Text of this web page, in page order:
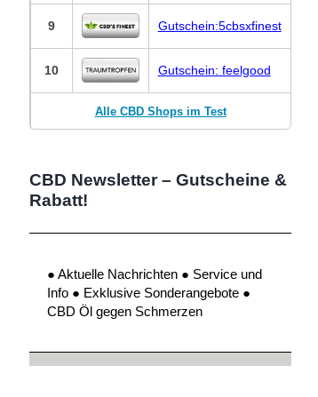
9 Gutschein:5cbsxfinest
10 Gutschein: feelgood
Alle CBD Shops im Test
CBD Newsletter – Gutscheine &
Rabatt!
● Aktuelle Nachrichten ● Service und
Info ● Exklusive Sonderangebote ●
CBD Öl gegen Schmerzen